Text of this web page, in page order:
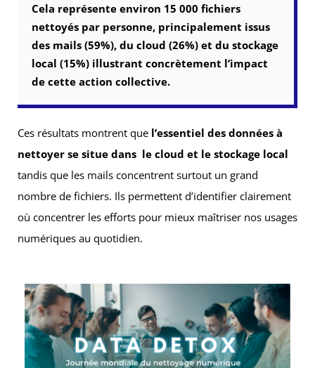
Cela représente environ 15 000 fichiers
nettoyés par personne, principalement issus
des mails (59%), du cloud (26%) et du stockage
local (15%) illustrant concrètement l’impact
de cette action collective.
Ces résultats montrent que l’essentiel des données à
nettoyer se situe dans le cloud et le stockage local
tandis que les mails concentrent surtout un grand
nombre de fichiers. Ils permettent d’identifier clairement
où concentrer les efforts pour mieux maîtriser nos usages
numériques au quotidien.